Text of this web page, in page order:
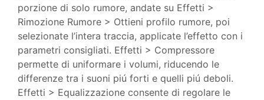
porzione di solo rumore, andate su Effetti >
Rimozione Rumore > Ottieni profilo rumore, poi
selezionate l’intera traccia, applicate l’effetto con i
parametri consigliati. Effetti > Compressore
permette di uniformare i volumi, riducendo le
differenze tra i suoni piú forti e quelli piú deboli.
Effetti > Equalizzazione consente di regolare le